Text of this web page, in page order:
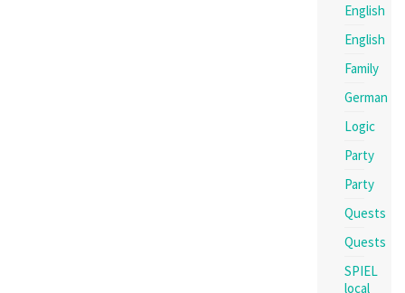
English
English
Family
German
Logic
Party
Party
Quests
Quests
SPIEL
local